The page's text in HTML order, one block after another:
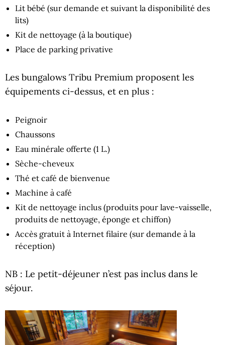
Lit bébé (sur demande et suivant la disponibilité des
lits)
Kit de nettoyage (à la boutique)
Place de parking privative
Les bungalows Tribu Premium proposent les
équipements ci-dessus, et en plus :
Peignoir
Chaussons
Eau minérale offerte (1 L.)
Sèche-cheveux
Thé et café de bienvenue
Machine à café
Kit de nettoyage inclus (produits pour lave-vaisselle,
produits de nettoyage, éponge et chiffon)
Accès gratuit à Internet filaire (sur demande à la
réception)
NB : Le petit-déjeuner n’est pas inclus dans le
séjour.